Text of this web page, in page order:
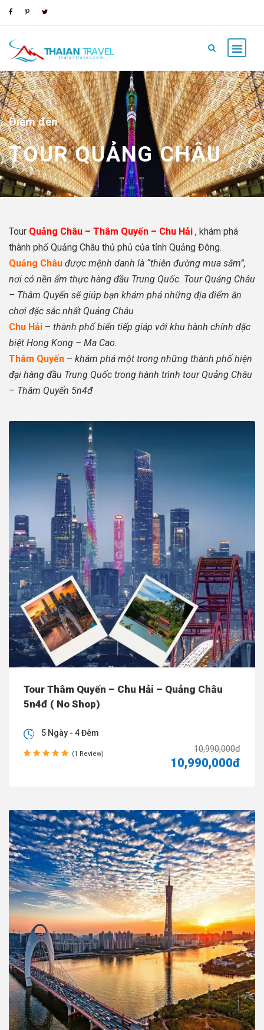
Điểm đến
TOUR QUẢNG CHÂU
Tour Quảng Châu – Thâm Quyến – Chu Hải , khám phá
thành phố Quảng Châu thủ phủ của tỉnh Quảng Đông.
Quảng Châu được mệnh danh là “thiên đường mua sắm”,
nơi có nền ẩm thực hàng đầu Trung Quốc. Tour Quảng Châu
– Thâm Quyến sẽ giúp bạn khám phá những địa điểm ăn
chơi đặc sắc nhất Quảng Châu
Chu Hải – thành phố biển tiếp giáp với khu hành chính đặc
biệt Hong Kong – Ma Cao.
Thâm Quyến – khám phá một trong những thành phố hiện
đại hàng đầu Trung Quốc trong hành trình tour Quảng Châu
– Thâm Quyến 5n4đ
Tour Thâm Quyến – Chu Hải – Quảng Châu
5n4đ ( No Shop)
10,990,000đ
10,990,000đ
5 Ngày - 4 Đêm
(1 Review)